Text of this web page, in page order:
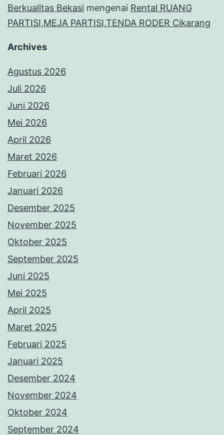
Berkualitas Bekasi mengenai Rental RUANG
PARTISI,MEJA PARTISI,TENDA RODER Cikarang
Archives
Agustus 2026
Juli 2026
Juni 2026
Mei 2026
April 2026
Maret 2026
Februari 2026
Januari 2026
Desember 2025
November 2025
Oktober 2025
September 2025
Juni 2025
Mei 2025
April 2025
Maret 2025
Februari 2025
Januari 2025
Desember 2024
November 2024
Oktober 2024
September 2024